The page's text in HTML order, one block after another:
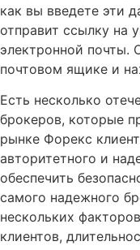
как вы введете эти
отправит ссылку на
электронной почты.
почтовом ящике и
Есть несколько
брокеров, которые
рынке Форекс
авторитетного и
обеспечить
самого надежного
нескольких
клиентов,